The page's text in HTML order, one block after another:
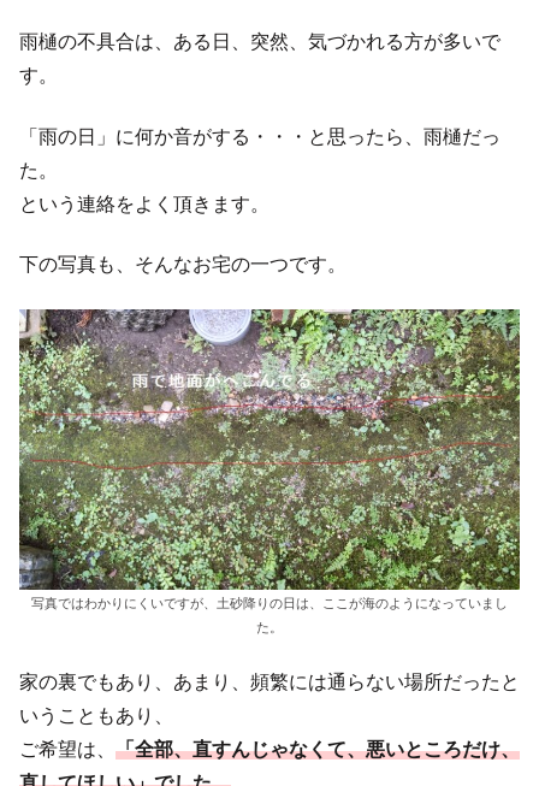
雨樋の不具合は、ある日、突然、気づかれる方が多いで
す。
「雨の日」に何か音がする・・・と思ったら、雨樋だっ
た。
という連絡をよく頂きます。
下の写真も、そんなお宅の一つです。
写真ではわかりにくいですが、土砂降りの日は、ここが海のようになっていまし
た。
家の裏でもあり、あまり、頻繁には通らない場所だったと
いうこともあり、
ご希望は、 「全部、直すんじゃなくて、悪いところだけ、